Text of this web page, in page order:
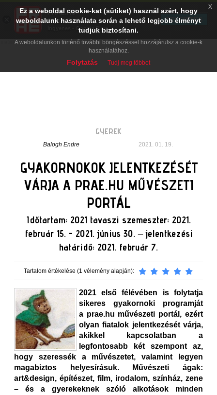
GYEREK
Balogh Endre 2021. 01. 19.
GYAKORNOKOK JELENTKEZÉSÉT
VÁRJA A PRAE.HU MŰVÉSZETI
PORTÁL
Időtartam: 2021 tavaszi szemeszter: 2021.
február 15. - 2021. június 30. – jelentkezési
határidő: 2021. február 7.
Tartalom értékelése (1 vélemény alapján):
2021 első félévében is folytatja
sikeres gyakornoki programját
a prae.hu művészeti portál, ezért
olyan fiatalok jelentkezését várja,
akikkel kapcsolatban a
legfontosabb két szempont az,
hogy szeressék a művészetet, valamint legyen
magabiztos helyesírásuk. Művészeti ágak:
art&design, építészet, film, irodalom, színház, zene
– és a gyerekeknek szóló alkotások minden
Ez a weboldal cookie-kat (sütiket) használ azért, hogy
weboldalunk használata során a lehető legjobb élményt
tudjuk biztosítani.
A weboldalunkon történő további böngészéssel hozzájárulsz a cookie-k
használatához.
Folytatás Tudj meg többet
x
PRAE.HU
Digital Evolution
Ingyenes - Google Play
TELEPÍTÉS